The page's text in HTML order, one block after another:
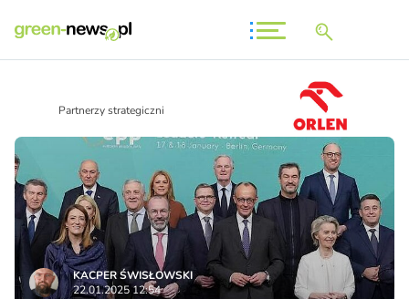
Partnerzy strategiczni
KACPER ŚWISŁO­WSKI
22.01.2025 12:54